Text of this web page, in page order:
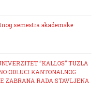
semestra akademske
“KALLOS” TUZLA
ODLUCI KANTONALNOG
ZABRANA RADA STAVLJENA